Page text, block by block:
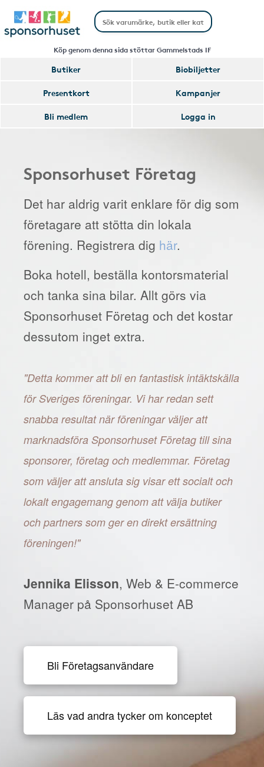
Köp genom denna sida stöttar Gammelstads IF
Butiker
Biobiljetter
Presentkort
Kampanjer
Bli medlem
Logga in
Sponsorhuset Företag
Det har aldrig varit enklare för dig som
företagare att stötta din lokala
förening. Registrera dig här.
Boka hotell, beställa kontorsmaterial
och tanka sina bilar. Allt görs via
Sponsorhuset Företag och det kostar
dessutom inget extra.
"Detta kommer att bli en fantastisk intäktskälla
för Sveriges föreningar. Vi har redan sett
snabba resultat när föreningar väljer att
marknadsföra Sponsorhuset Företag till sina
sponsorer, företag och medlemmar. Företag
som väljer att ansluta sig visar ett socialt och
lokalt engagemang genom att välja butiker
och partners som ger en direkt ersättning
föreningen!"
Jennika Elisson, Web & E-commerce
Manager på Sponsorhuset AB
Bli Företagsanvändare
Läs vad andra tycker om konceptet